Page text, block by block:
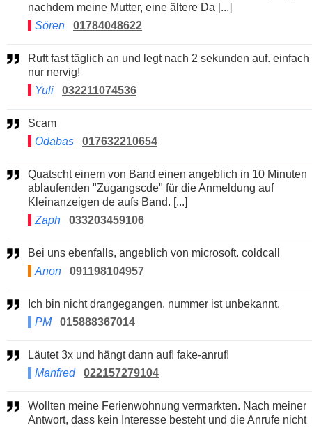
nachdem meine Mutter, eine ältere Da [...]
Sören
01784048622
Ruft fast täglich an und legt nach 2 sekunden auf. einfach
nur nervig!
Yuli
032211074536
Scam
Odabas
017632210654
Quatscht einem von Band einen angeblich in 10 Minuten
ablaufenden "Zugangscde" für die Anmeldung auf
Kleinanzeigen de aufs Band. [...]
Zaph
033203459106
Bei uns ebenfalls, angeblich von microsoft. coldcall
Anon
091198104957
Ich bin nicht drangegangen. nummer ist unbekannt.
PM
015888367014
Läutet 3x und hängt dann auf! fake-anruf!
Manfred
022157279104
Wollten meine Ferienwohnung vermarkten. Nach meiner
Antwort, dass kein Interesse besteht und die Anrufe nicht